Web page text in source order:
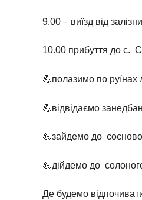
9.00 – виїзд від
10.00 прибуття до с.
💪полазимо по руїнах
💪відвідаємо
💪зайдемо до
💪дійдемо до
Де будемо